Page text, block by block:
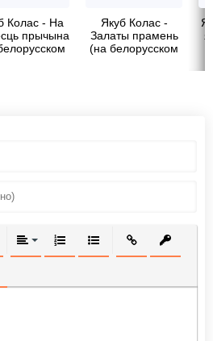
Колас - На
прычына
Якуб Колас -
Залаты прамень
(на белорусском
ВЫРАВНИВАНИЕ
НУМЕРОВАННЫЙ СПИСОК
МАРКИРОВАННЫЙ
ВСТАВИТЬ
ТЕКСТА
СПОЙЛЕРА